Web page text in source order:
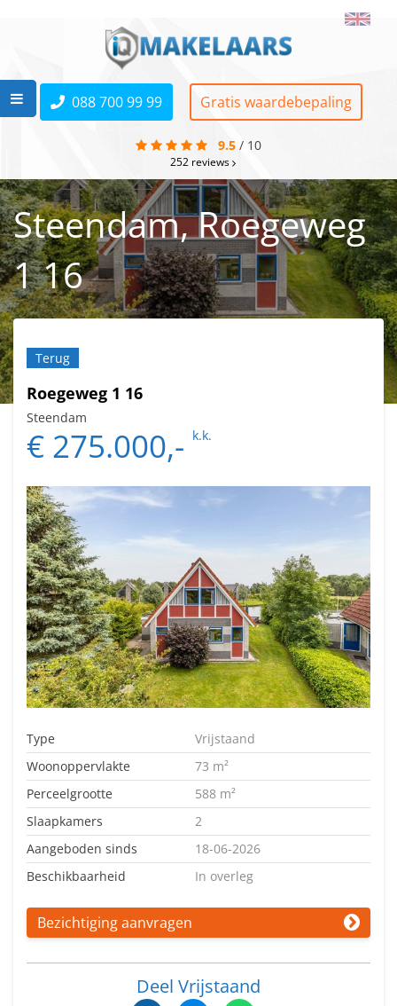
088 700 99 99 Gratis waardebepaling
9.5 / 10
252 reviews
Steendam, Roegeweg
1 16
Terug
Roegeweg 1 16
Steendam
€ 275.000,- k.k.
Type
Vrijstaand
Woonoppervlakte
73 m²
Perceelgrootte
588 m²
Slaapkamers
2
Aangeboden sinds
18-06-2026
Beschikbaarheid
In overleg
Bezichtiging aanvragen
Deel Vrijstaand